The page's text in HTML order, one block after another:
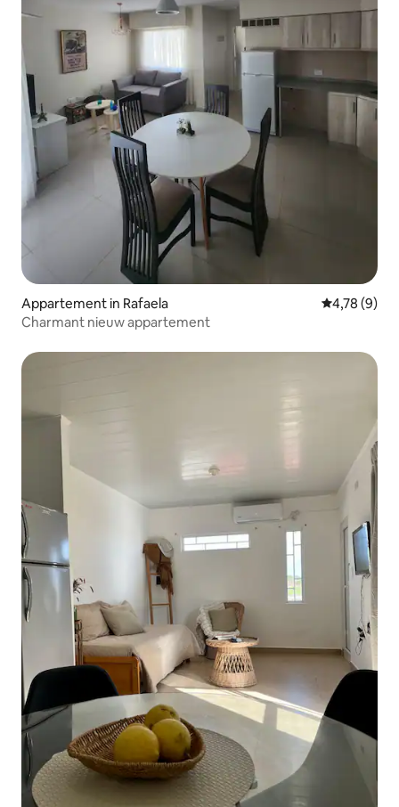
Appartement in Rafaela
4,78 (9)
Charmant nieuw appartement